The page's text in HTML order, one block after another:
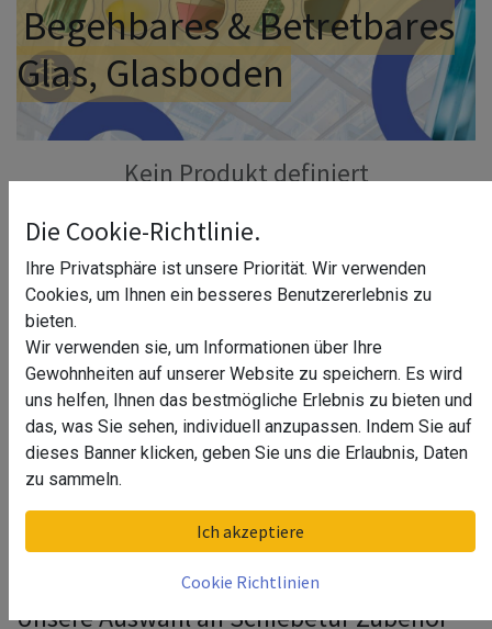
Begehbares & Betretbares
Glas, Glasboden
Kein Produkt definiert
Begehbares Glas
Die Verwendung von Schiebetüren erfreut sich
zunehmender Beliebtheit, da sie nicht nur platzsparend
sind, sondern auch einen modernen und eleganten Look
bieten. Um das Beste aus Ihrer Schiebetür herauszuholen,
ist das richtige Schiebetür Zubehör von entscheidender
Bedeutung. Wir bieten eine breite Palette von Zubehör, mit
dem Sie Ihre Schiebetür individuell gestalten und an Ihre
Unsere Auswahl an Schiebetür Zubehör
Die Cookie-Richtlinie.
Ihre Privatsphäre ist unsere Priorität. Wir verwenden
Cookies, um Ihnen ein besseres Benutzererlebnis zu
bieten.
Wir verwenden sie, um Informationen über Ihre
Gewohnheiten auf unserer Website zu speichern. Es wird
uns helfen, Ihnen das bestmögliche Erlebnis zu bieten und
das, was Sie sehen, individuell anzupassen. Indem Sie auf
dieses Banner klicken, geben Sie uns die Erlaubnis, Daten
zu sammeln.
Ich akzeptiere
Cookie Richtlinien